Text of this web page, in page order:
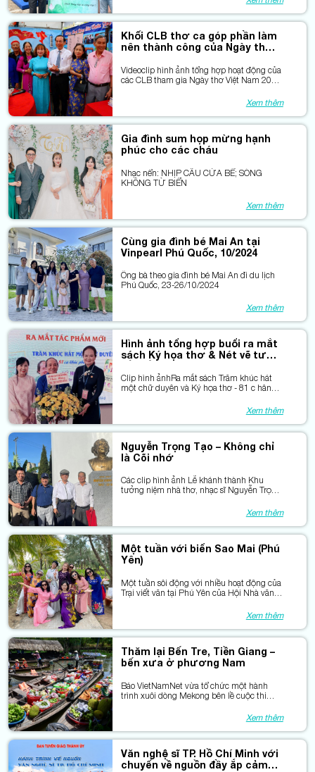
Khối CLB thơ ca góp phần làm
nên thành công của Ngày thơ
Videoclip hình ảnh tổng hợp hoạt động của
các CLB tham gia Ngày thơ Việt Nam 2025
Xem thêm
Gia đình sum họp mừng hạnh
phúc cho các cháu
Nhạc nển: NHỊP CẦU CỬA BỂ; SÓNG
KHÔNG TỪ BIỂN
Xem thêm
Cùng gia đình bé Mai An tại
Vinpearl Phú Quốc, 10/2024
Ông bà theo gia đình bé Mai An đi du lịch
Phú Quốc, 23-26/10/2024
Xem thêm
Hình ảnh tổng hợp buổi ra mắt
sách Ký họa thơ & Nét vẽ tươi
Clip hình ảnhRa mắt sách Trăm khúc hát
một chữ duyên và Ký họa thơ - 81 c hân
Xem thêm
Nguyễn Trọng Tạo – Không chỉ
là Cõi nhớ
Các clip hình ảnh Lễ khánh thành Khu
tưởng niệm nhà thơ, nhạc sĩ Nguyễn Trọng
Xem thêm
Một tuần với biển Sao Mai (Phú
Yên)
Một tuần sôi động với nhiều hoạt động của
Trại viết văn tại Phú Yên của Hội Nhà văn
Xem thêm
Thăm lại Bến Tre, Tiền Giang –
bến xưa ở phương Nam
Báo VietNamNet vừa tổ chức một hành
trình xuôi dòng Mekong bên lề cuộc thi
Xem thêm
Văn nghệ sĩ TP. Hồ Chí Minh với
chuyến về nguồn đầy ắp cảm